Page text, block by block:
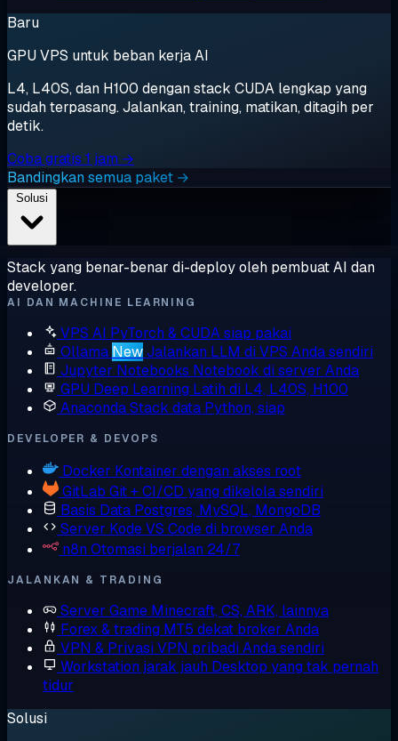
Baru
GPU VPS untuk beban kerja AI
L4, L40S, dan H100 dengan stack CUDA lengkap yang
sudah terpasang. Jalankan, training, matikan, ditagih per
detik.
Coba gratis 1 jam →
Bandingkan semua paket →
Stack yang benar-benar di-deploy oleh pembuat AI dan
developer.
AI DAN MACHINE LEARNING
VPS AI PyTorch & CUDA siap pakai
Ollama NewJalankan LLM di VPS Anda sendiri
Jupyter Notebooks Notebook di server Anda
GPU Deep Learning Latih di L4, L40S, H100
AnacondaStack data Python, siap
DEVELOPER & DEVOPS
Docker Kontainer dengan akses root
GitLab Git + CI/CD yang dikelola sendiri
Basis Data Postgres, MySQL, MongoDB
Server KodeVS Code di browser Anda
n8n Otomasi berjalan 24/7
JALANKAN & TRADING
Server Game Minecraft, CS, ARK, lainnya
Forex & trading MT5 dekat broker Anda
VPN & Privasi VPN pribadi Anda sendiri
Workstation jarak jauh Desktop yang tak pernah
tidur
Solusi